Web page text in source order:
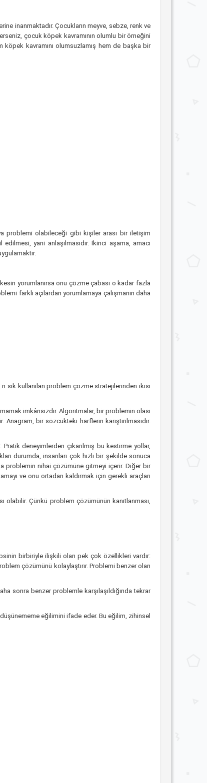
inanmaktadır. Çocukların meyve, sebze, renk ve
çocuk köpek kavramının olumlu bir örneğini
kavramını olumsuzlamış hem de başka bir
problemi olabileceği gibi kişiler arası bir iletişim
yani anlaşılmasıdır. İkinci aşama, amacı
yorumlanırsa onu çözme çabası o kadar fazla
farklı açılardan yorumlamaya çalışmanın daha
sık kullanılan problem çözme stratejilerinden ikisi
imkânsızdır. Algoritmalar, bir problemin olası
bir sözcükteki harflerin karıştırılmasıdır.
deneyimlerden çıkarılmış bu kestirme yollar,
durumda, insanları çok hızlı bir şekilde sonuca
problemin nihai çözümüne gitmeyi içerir. Diğer bir
ve onu ortadan kaldırmak için gerekli araçları
olabilir. Çünkü problem çözümünün kanıtlanması,
birbiriyle ilişkili olan pek çok özellikleri vardır:
çözümünü kolaylaştırır. Problemi benzer olan
sonra benzer problemle karşılaşıldığında tekrar
eğilimini ifade eder. Bu eğilim, zihinsel